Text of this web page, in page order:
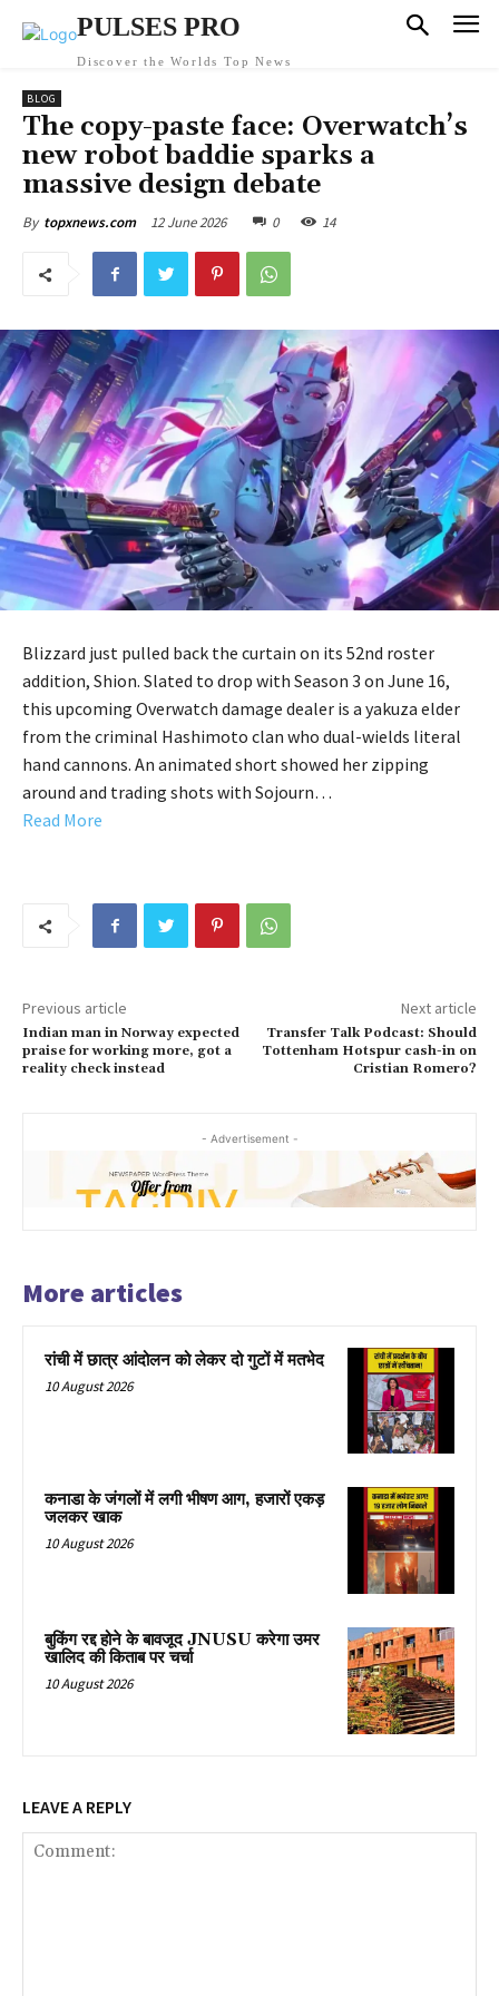
PULSES PRO
Discover the Worlds Top News
BLOG
The copy-paste face: Overwatch’s
new robot baddie sparks a
massive design debate
By topxnews.com 12 June 2026 0 14
Blizzard just pulled back the curtain on its 52nd roster
addition, Shion. Slated to drop with Season 3 on June 16,
this upcoming Overwatch damage dealer is a yakuza elder
from the criminal Hashimoto clan who dual-wields literal
hand cannons. An animated short showed her zipping
around and trading shots with Sojourn…
Read More
Previous article
Indian man in Norway expected
praise for working more, got a
reality check instead
Next article
Transfer Talk Podcast: Should
Tottenham Hotspur cash-in on
Cristian Romero?
- Advertisement -
More articles
रांची में छात्र आंदोलन को लेकर दो गुटों में मतभेद
10 August 2026
कनाडा के जंगलों में लगी भीषण आग, हजारों एकड़
जलकर खाक
10 August 2026
बुकिंग रद्द होने के बावजूद JNUSU करेगा उमर
खालिद की किताब पर चर्चा
10 August 2026
LEAVE A REPLY